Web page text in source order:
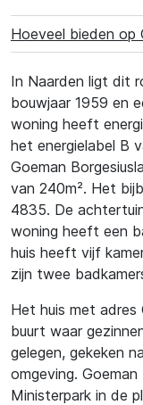
Hoeveel bieden op
In Naarden ligt dit
bouwjaar 1959 en
woning heeft
het energielabel B
Goeman
van 240m². Het
4835. De
woning heeft een
huis heeft vijf
zijn twee
Het huis met adres
buurt waar
gelegen, gekeken
omgeving.
Ministerpark in de